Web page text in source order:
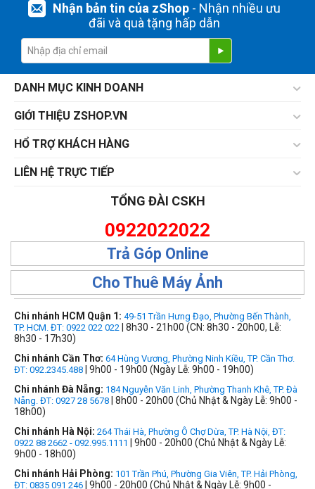
Nhận bản tin của zShop- Nhận nhiều ưu
đãi và quà tặng hấp dẫn
DANH MỤC KINH DOANH
GIỚI THIỆU ZSHOP.VN
HỔ TRỢ KHÁCH HÀNG
LIÊN HỆ TRỰC TIẾP
TỔNG ĐÀI CSKH
0922022022
Trả Góp Online
Cho Thuê Máy Ảnh
Chi nhánh HCM Quận 1: 49-51 Trần Hưng Đạo, Phường Bến Thành,
TP. HCM. ĐT: 0922 022 022 | 8h30 - 21h00 (CN: 8h30 - 20h00, Lễ:
8h30 - 17h30)
Chi nhánh Cần Thơ: 64 Hùng Vương, Phường Ninh Kiều, TP. Cần Thơ.
ĐT: 092.2345.488 | 9h00 - 19h00 (Ngày Lễ: 9h00 - 19h00)
Chi nhánh Đà Nẵng: 184 Nguyễn Văn Linh, Phường Thanh Khê, TP. Đà
Nẵng. ĐT: 0927 28 5678 | 8h00 - 20h00 (Chủ Nhật & Ngày Lễ: 9h00 -
18h00)
Chi nhánh Hà Nội: 264 Thái Hà, Phường Ô Chợ Dừa, TP. Hà Nội, ĐT:
0922 88 2662 - 092.995.1111
| 9h00 - 20h00 (Chủ Nhật & Ngày Lễ:
9h00 - 18h00)
Chi nhánh Hải Phòng: 101 Trần Phú, Phường Gia Viên, TP. Hải Phòng,
ĐT: 0835 091 246 | 9h00 - 20h00 (Chủ Nhật & Ngày Lễ: 9h00 -